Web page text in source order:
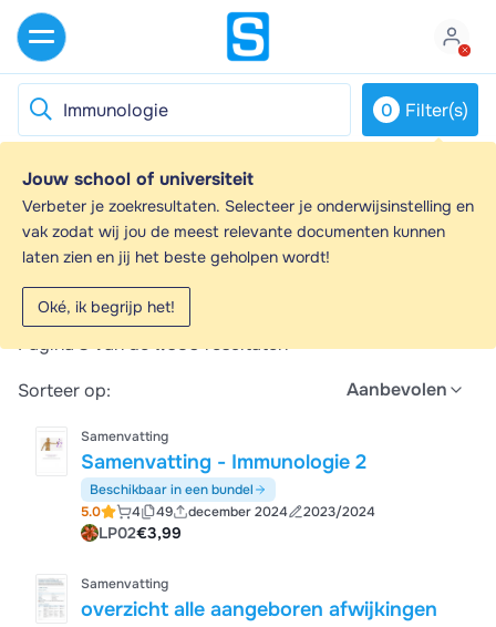
0 Filter(s)
Jouw school of universiteit
Verbeter je zoekresultaten. Selecteer je onderwijsinstelling en
vak zodat wij jou de meest relevante documenten kunnen
laten zien en jij het beste geholpen wordt!
Oké, ik begrijp het!
Immunologie - Samenvattingen en
Aantekeningen
Op zoek naar een samenvatting over Immunologie? Op
deze pagina vind je 1650 samenvattingen over
Immunologie.
Pagina 3 van de1.650resultaten
Sorteer op:
Aanbevolen
Samenvatting
Samenvatting - Immunologie 2
Beschikbaar in een bundel
5.0
4 49 december 2024 2023/2024
LP02€3,99
Samenvatting
overzicht alle aangeboren afwijkingen